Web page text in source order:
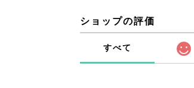
ショップの評価
すべて